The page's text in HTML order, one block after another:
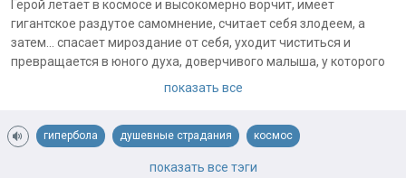
Герой летает в космосе и высокомерно ворчит, имеет
гигантское раздутое самомнение, считает себя злодеем, а
затем... спасает мироздание от себя, уходит чиститься и
превращается в юного духа, доверчивого малыша, у которого
пытаются завербовать, отправить совершать добрые дела. А
показать все
гипербола душевные страдания космос
свет и тьма тёмная сторона
показать все тэги